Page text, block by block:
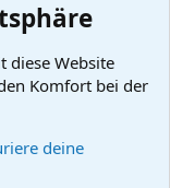
diese Website
Komfort bei der
deine